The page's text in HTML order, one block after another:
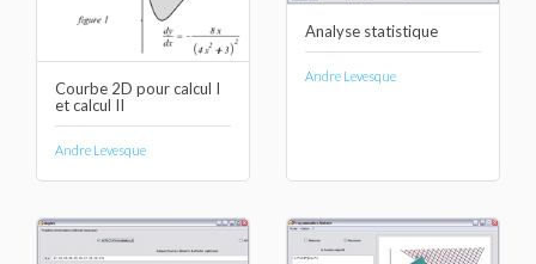
Courbe 2D pour calcul I
et calcul II
Andre Levesque
Analyse statistique
Andre Levesque